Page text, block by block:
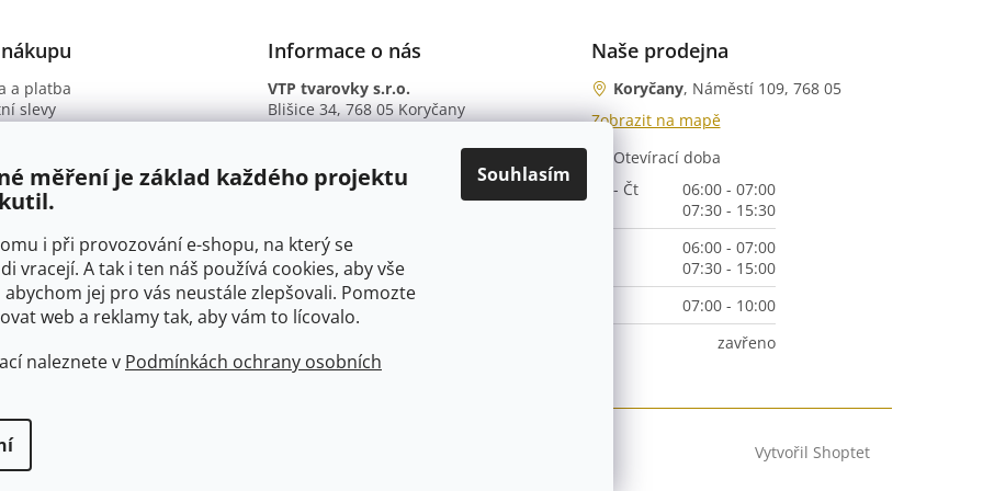
měření je základ každého projektu
i při provozování e-shopu, na který se
vracejí. A tak i ten náš používá cookies, aby vše
jej pro vás neustále zlepšovali. Pomozte
web a reklamy tak, aby vám to lícovalo.
naleznete v Podmínkách ochrany osobních
Souhlasím
a platba
slevy
ochrany osobních údajů
Informace o nás
VTP tvarovky s.r.o.
Blišice 34, 768 05 Koryčany
B. ú.: 2301934375/2010 (Fio banka)
Naše prodejna
Koryčany, Náměstí 109, 768 05
Zobrazit na mapě
Otevírací doba
Po - Čt
06:00 - 07:00
07:30 - 15:30
06:00 - 07:00
07:30 - 15:00
07:00 - 10:00
zavřeno
Vytvořil Shoptet